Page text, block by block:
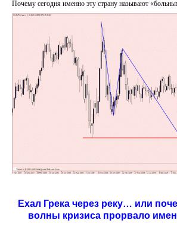
Почему сегодня именно эту страну называют
Ехал Грека через реку… или
волны кризиса прорвало